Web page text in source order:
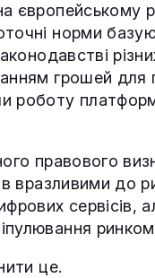
європейському
норми
грошей для
платформ
правового
вразливими до
сервісів,
це.